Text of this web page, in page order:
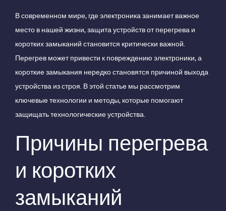
В современном мире, где электроника занимает важное
место в нашей жизни, защита устройств от перегрева и
коротких замыканий становится критически важной.
Перегрев может привести к повреждению электроники, а
короткие замыкания нередко становятся причиной выхода
устройства из строя. В этой статье мы рассмотрим
ключевые технологии и методы, которые помогают
защищать технологические устройства.
Причины перегрева
и коротких
замыканий